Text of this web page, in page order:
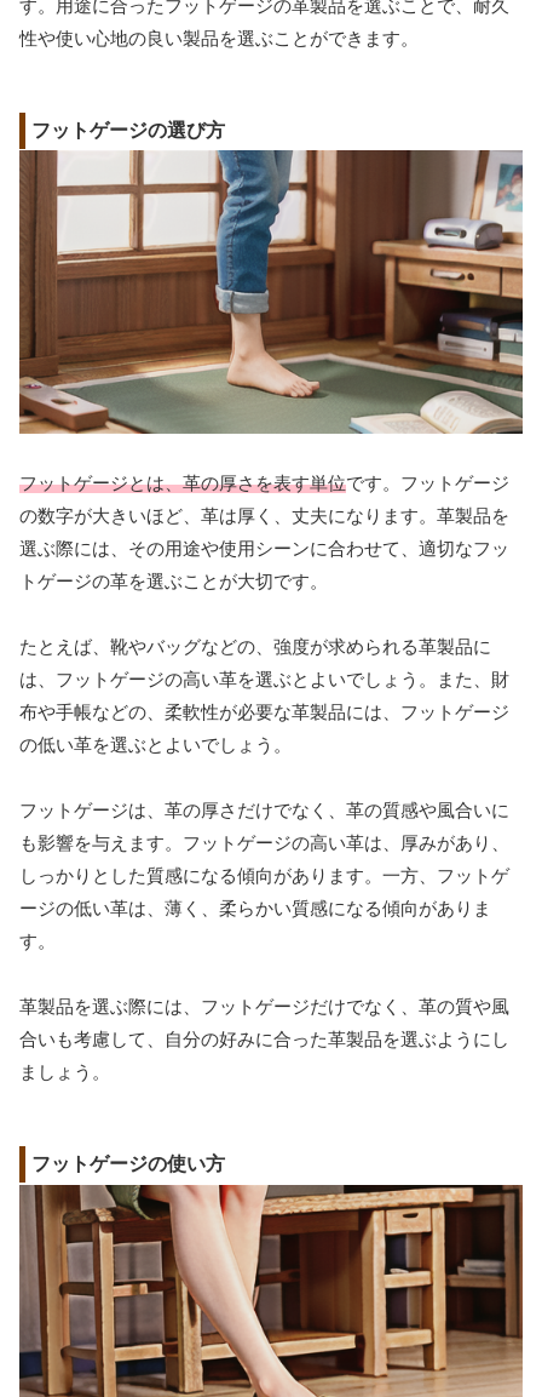
す。用途に合ったフットゲージの革製品を選ぶことで、耐久
性や使い心地の良い製品を選ぶことができます。
フットゲージの選び方
フットゲージとは、革の厚さを表す単位です。フットゲージ
の数字が大きいほど、革は厚く、丈夫になります。革製品を
選ぶ際には、その用途や使用シーンに合わせて、適切なフッ
トゲージの革を選ぶことが大切です。
たとえば、靴やバッグなどの、強度が求められる革製品に
は、フットゲージの高い革を選ぶとよいでしょう。また、財
布や手帳などの、柔軟性が必要な革製品には、フットゲージ
の低い革を選ぶとよいでしょう。
フットゲージは、革の厚さだけでなく、革の質感や風合いに
も影響を与えます。フットゲージの高い革は、厚みがあり、
しっかりとした質感になる傾向があります。一方、フットゲ
ージの低い革は、薄く、柔らかい質感になる傾向がありま
す。
革製品を選ぶ際には、フットゲージだけでなく、革の質や風
合いも考慮して、自分の好みに合った革製品を選ぶようにし
ましょう。
フットゲージの使い方